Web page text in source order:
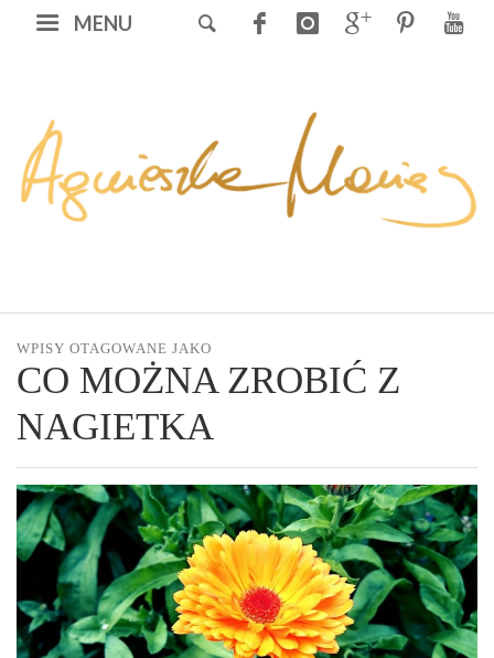
MENU
WPISY OTAGOWANE JAKO
CO MOŻNA ZROBIĆ Z
NAGIETKA